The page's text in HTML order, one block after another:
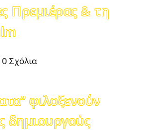
Πρεμιέρας & τη
0 Σχόλια
φιλοξενούν
δημιουργούς